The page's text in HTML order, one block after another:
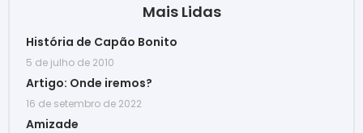
Mais Lidas
História de Capão Bonito
5 de julho de 2010
Artigo: Onde iremos?
16 de setembro de 2022
Amizade